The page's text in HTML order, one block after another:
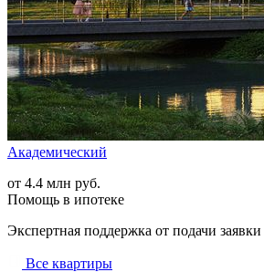
Академический
от 4.4 млн руб.
Помощь в ипотеке
Экспертная поддержка от подачи
Все квартиры